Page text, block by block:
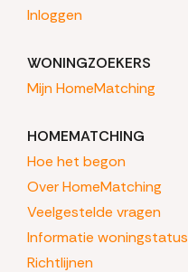
Inloggen
WONINGZOEKERS
Mijn HomeMatching
HOMEMATCHING
Hoe het begon
Over HomeMatching
Veelgestelde vragen
Informatie woningstatus
Richtlijnen